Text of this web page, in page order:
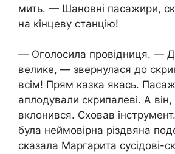
мить. — Шановні пасажири,
на кінцеву станцію!
— Оголосила провідниця. —
велике, — звернулася до
всім! Прям казка якась.
аплодували скрипалеві. А
вклонився. Сховав
була неймовірна різдвяна
сказала Маргарита сусідові-